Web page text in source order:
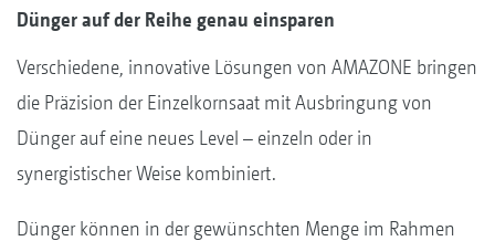
Dünger auf der Reihe genau einsparen
Verschiedene, innovative Lösungen von AMAZONE bringen
die Präzision der Einzelkornsaat mit Ausbringung von
Dünger auf eine neues Level – einzeln oder in
synergistischer Weise kombiniert.
Dünger können in der gewünschten Menge im Rahmen